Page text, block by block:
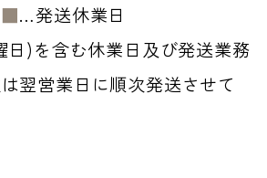
■…発送休業日
日)を含む休業日及び発送業務
翌営業日に順次発送させて